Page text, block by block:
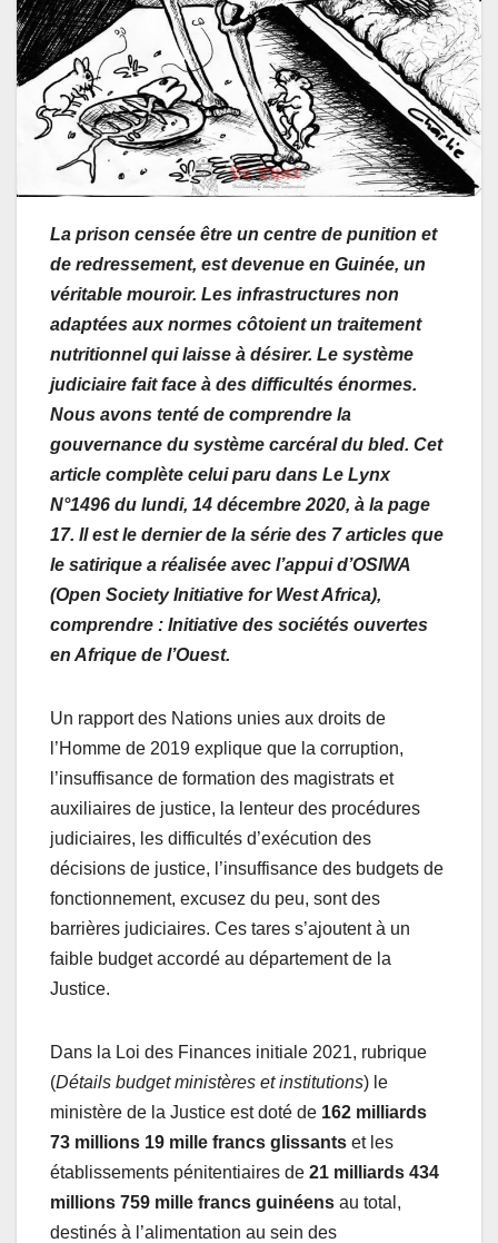
La prison censée être un centre de punition et
de redressement, est devenue en Guinée, un
véritable mouroir. Les infrastructures non
adaptées aux normes côtoient un traitement
nutritionnel qui laisse à désirer. Le système
judiciaire fait face à des difficultés énormes.
Nous avons tenté de comprendre la
gouvernance du système carcéral du bled. Cet
article complète celui paru dans Le Lynx
N°1496 du lundi, 14 décembre 2020, à la page
17. Il est le dernier de la série des 7 articles que
le satirique a réalisée avec l’appui d’OSIWA
(Open Society Initiative for West Africa),
comprendre : Initiative des sociétés ouvertes
en Afrique de l’Ouest.
Un rapport des Nations unies aux droits de
l’Homme de 2019 explique que la corruption,
l’insuffisance de formation des magistrats et
auxiliaires de justice, la lenteur des procédures
judiciaires, les difficultés d’exécution des
décisions de justice, l’insuffisance des budgets de
fonctionnement, excusez du peu, sont des
barrières judiciaires. Ces tares s’ajoutent à un
faible budget accordé au département de la
Justice.
Dans la Loi des Finances initiale 2021, rubrique
(Détails budget ministères et institutions) le
ministère de la Justice est doté de 162 milliards
73 millions 19 mille francs glissants et les
établissements pénitentiaires de 21 milliards 434
millions 759 mille francs guinéens au total,
destinés à l’alimentation au sein des